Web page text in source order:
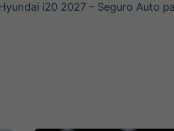
i20 2027 – Seguro Auto